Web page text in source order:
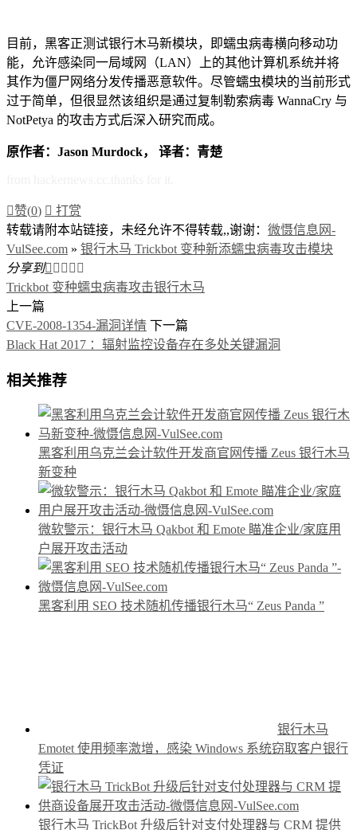
目前，黑客正测试银行木马新模块，即蠕虫病毒横向移动功
能，允许感染同一局域网（LAN）上的其他计算机系统并将
其作为僵尸网络分发传播恶意软件。尽管蠕虫模块的当前形式
过于简单，但很显然该组织是通过复制勒索病毒 WannaCry 与
NotPetya 的攻击方式后深入研究而成。
原作者：Jason Murdock， 译者：青楚
赞(0)  打赏
转载请附本站链接，未经允许不得转载,,谢谢： 微慑信息网-
VulSee.com » 银行木马 Trickbot 变种新添蠕虫病毒攻击模块
分享到    
Trickbot 变种蠕虫病毒攻击银行木马
上一篇
CVE-2008-1354-漏洞详情 下一篇
Black Hat 2017 ：辐射监控设备存在多处关键漏洞
相关推荐
黑客利用乌克兰会计软件开发商官网传播 Zeus 银行木马
新变种
微软警示：银行木马 Qakbot 和 Emote 瞄准企业/家庭用
户展开攻击活动
黑客利用 SEO 技术随机传播银行木马“ Zeus Panda ”
银行木马
Emotet 使用频率激增，感染 Windows 系统窃取客户银行
凭证
银行木马 TrickBot 升级后针对支付处理器与 CRM 提供